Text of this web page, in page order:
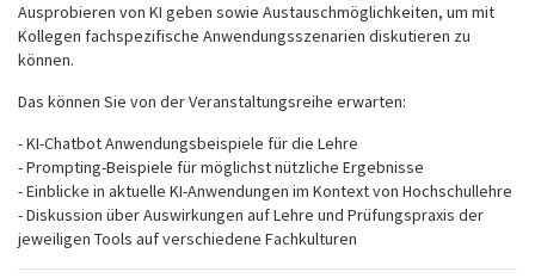
Ausprobieren von KI geben sowie Austauschmöglichkeiten, um mit
Kollegen fachspezifische Anwendungsszenarien diskutieren zu
können.
Das können Sie von der Veranstaltungsreihe erwarten:
- KI-Chatbot Anwendungsbeispiele für die Lehre
- Prompting-Beispiele für möglichst nützliche Ergebnisse
- Einblicke in aktuelle KI-Anwendungen im Kontext von Hochschullehre
- Diskussion über Auswirkungen auf Lehre und Prüfungspraxis der
jeweiligen Tools auf verschiedene Fachkulturen